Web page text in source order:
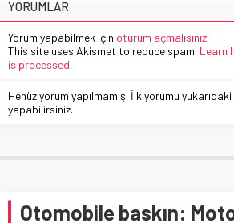
YORUMLAR
Yorum yapabilmek için oturum açmalısınız.
This site uses Akismet to reduce spam. Learn
is processed.
Henüz yorum yapılmamış. İlk yorumu yukarıdaki
yapabilirsiniz.
Otomobile baskın: